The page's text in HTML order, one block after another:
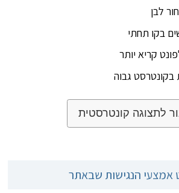
לבן
בקו תחתי
קריא יותר
בקונטרסט גבוה
לתצוגה קונטרסטית
אמצעי הנגישות שבאתר